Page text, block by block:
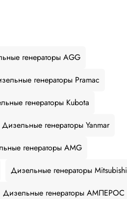
генераторы AGG
генераторы Pramac
генераторы Kubota
Дизельные генераторы Yanmar
генераторы AMG
Дизельные генераторы Mitsubishi
Дизельные генераторы АМПЕРОС